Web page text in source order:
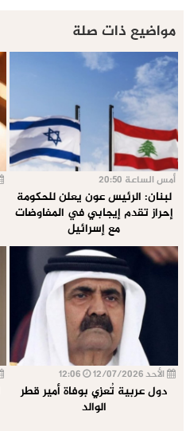
مواضيع ذات صلة
أمس الساعة 20:50
لبنان: الرئيس عون يعلن للحكومة
إحراز تقدم إيجابي في المفاوضات
مع إسرائيل
الأحد 12/07/2026
دول عربية تُعزي بوفاة أمير قطر
الوالد